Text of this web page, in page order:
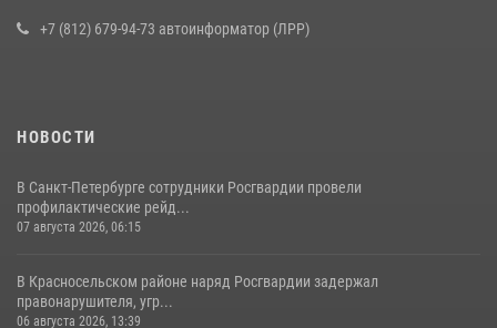
+7 (812) 679-94-73 автоинформатор (ЛРР)
НОВОСТИ
В Санкт-Петербурге сотрудники Росгвардии провели
профилактические рейд...
07 августа 2026, 06:15
В Красносельском районе наряд Росгвардии задержал
правонарушителя, угр...
06 августа 2026, 13:39